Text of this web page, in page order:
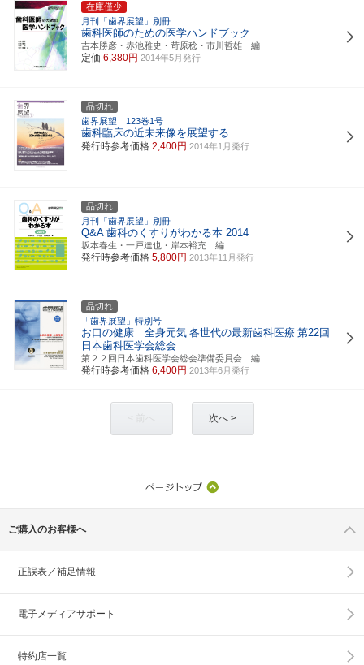
在庫僅少
月刊「歯界展望」別冊
歯科医師のための医学ハンドブック
吉本勝彦・赤池雅史・苛原稔・市川哲雄 編
定価 6,380円 2014年5月発行
品切れ
歯界展望 123巻1号
歯科臨床の近未来像を展望する
発行時参考価格 2,400円 2014年1月発行
品切れ
月刊「歯界展望」別冊
Q&A 歯科のくすりがわかる本 2014
坂本春生・一戸達也・岸本裕充 編
発行時参考価格 5,800円 2013年11月発行
品切れ
「歯界展望」特別号
お口の健康 全身元気 各世代の最新歯科医療 第22回
日本歯科医学会総会
第２２回日本歯科医学会総会準備委員会 編
発行時参考価格 6,400円 2013年6月発行
次へ >
ご購入のお客様へ
正誤表／補足情報
電子メディアサポート
特約店一覧